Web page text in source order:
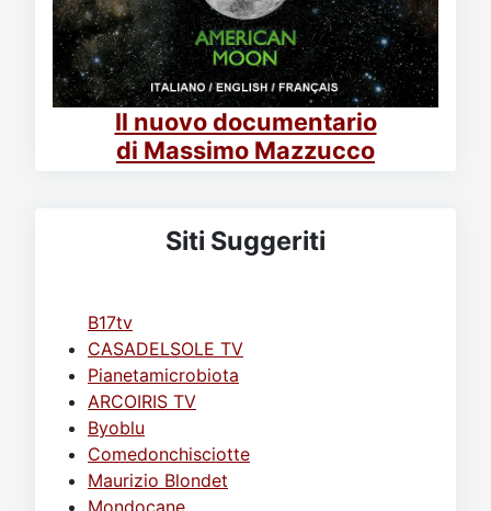
Il nuovo documentario
di Massimo Mazzucco
Siti Suggeriti
B17tv
CASADELSOLE TV
Pianetamicrobiota
ARCOIRIS TV
Byoblu
Comedonchisciotte
Maurizio Blondet